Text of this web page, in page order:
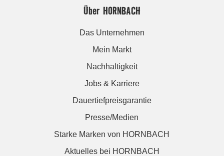
Über HORNBACH
Das Unternehmen
Mein Markt
Nachhaltigkeit
Jobs & Karriere
Dauertiefpreisgarantie
Presse/Medien
Starke Marken von HORNBACH
Aktuelles bei HORNBACH